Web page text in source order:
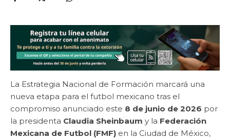
La Estrategia Nacional de Formación marcará una
nueva etapa para el futbol mexicano tras el
compromiso anunciado este 8 de junio de 2026 por
la presidenta Claudia Sheinbaum y la Federación
Mexicana de Futbol (FMF) en la Ciudad de México,